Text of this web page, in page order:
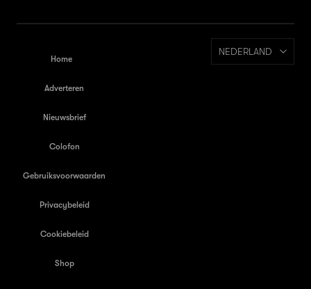
Home
Adverteren
Nieuwsbrief
Colofon
Gebruiksvoorwaarden
Privacybeleid
Cookiebeleid
Shop
NEDERLAND